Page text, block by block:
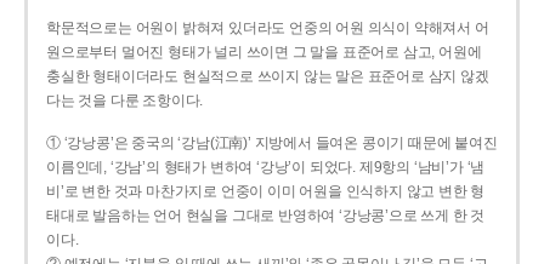
학문적으로는 어원이 밝혀져 있더라도 언중의 어원 의식이 약해져서 어
원으로부터 멀어진 형태가 널리 쓰이면 그 말을 표준어로 삼고, 어원에
충실한 형태이더라도 현실적으로 쓰이지 않는 말은 표준어로 삼지 않겠
다는 것을 다룬 조항이다.
① ‘강낭콩’은 중국의 ‘강남(江南)’ 지방에서 들여온 콩이기 때문에 붙여진
이름인데, ‘강남’의 형태가 변하여 ‘강낭’이 되었다. 제9항의 ‘남비’가 ‘냄
비’로 변한 것과 마찬가지로 언중이 이미 어원을 인식하지 않고 변한 형
태대로 발음하는 언어 현실을 그대로 반영하여 ‘강낭콩’으로 쓰게 한 것
이다.